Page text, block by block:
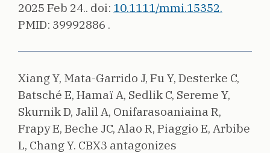
2025 Feb 24.. doi: 10.1111/mmi.15352.
PMID: 39992886 .
Xiang Y, Mata-Garrido J, Fu Y, Desterke C,
Batsché E, Hamaï A, Sedlik C, Sereme Y,
Skurnik D, Jalil A, Onifarasoaniaina R,
Frapy E, Beche JC, Alao R, Piaggio E, Arbibe
L, Chang Y. CBX3 antagonizes